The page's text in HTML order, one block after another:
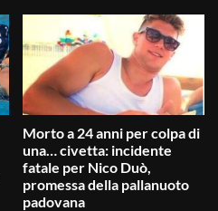
Morto a 24 anni per colpa di
una… civetta: incidente
fatale per Nico Duò,
promessa della pallanuoto
padovana